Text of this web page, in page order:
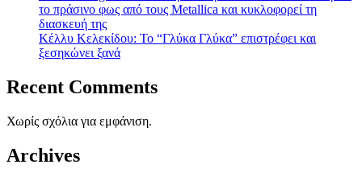
το πράσινο φως από τους Metallica και κυκλοφορεί τη
διασκευή της
Κέλλυ Κελεκίδου: Το “Γλύκα Γλύκα” επιστρέφει και
ξεσηκώνει ξανά
Recent Comments
Χωρίς σχόλια για εμφάνιση.
Archives